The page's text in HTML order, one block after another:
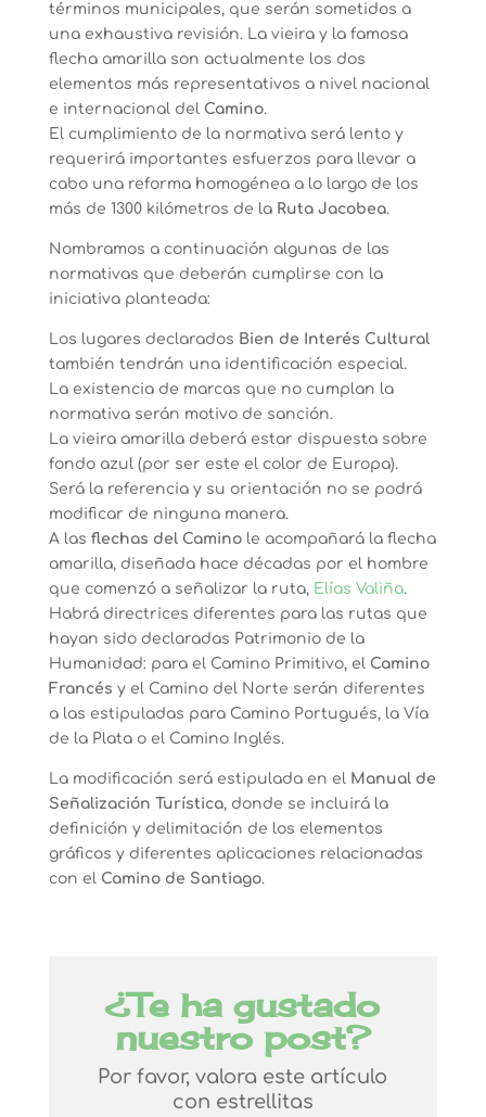
términos municipales, que serán sometidos a
una exhaustiva revisión. La vieira y la famosa
flecha amarilla son actualmente los dos
elementos más representativos a nivel nacional
e internacional del Camino.
El cumplimiento de la normativa será lento y
requerirá importantes esfuerzos para llevar a
cabo una reforma homogénea a lo largo de los
más de 1300 kilómetros de la Ruta Jacobea.
Nombramos a continuación algunas de las
normativas que deberán cumplirse con la
iniciativa planteada:
Los lugares declarados Bien de Interés Cultural
también tendrán una identificación especial.
La existencia de marcas que no cumplan la
normativa serán motivo de sanción.
La vieira amarilla deberá estar dispuesta sobre
fondo azul (por ser este el color de Europa).
Será la referencia y su orientación no se podrá
modificar de ninguna manera.
A las flechas del Caminole acompañará la flecha
amarilla, diseñada hace décadas por el hombre
que comenzó a señalizar la ruta, Elías Valiña.
Habrá directrices diferentes para las rutas que
hayan sido declaradas Patrimonio de la
Humanidad: para el Camino Primitivo, el Camino
Francés y el Camino del Norte serán diferentes
a las estipuladas para Camino Portugués, la Vía
de la Plata o el Camino Inglés.
La modificación será estipulada en el Manual de
Señalización Turística, donde se incluirá la
definición y delimitación de los elementos
gráficos y diferentes aplicaciones relacionadas
con el Camino de Santiago.
¿Te ha gustado
nuestro post?
Por favor, valora este artículo
con estrellitas